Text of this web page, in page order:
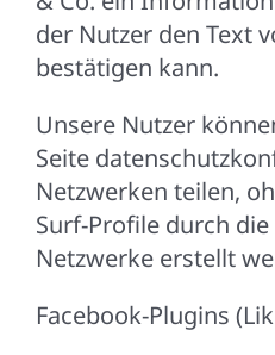
der Nutzer den Text
bestätigen kann.
Unsere Nutzer
Seite
Netzwerken teilen,
Surf-Profile durch
Netzwerke erstellt
Facebook-Plugins